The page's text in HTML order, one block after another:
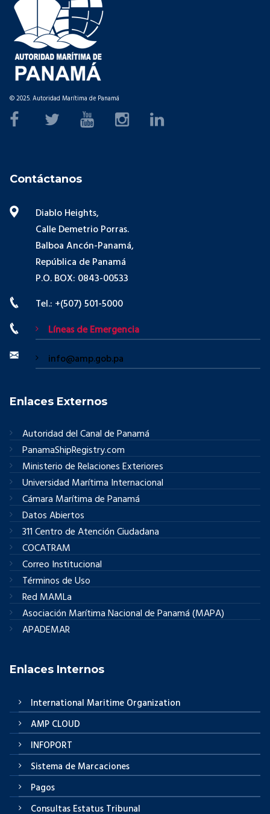
© 2025. Autoridad Marítima de Panamá
Contáctanos
Diablo Heights,
Calle Demetrio Porras.
Balboa Ancón-Panamá,
República de Panamá
P.O. BOX: 0843-00533
Tel.: +(507) 501-5000
Líneas de Emergencia
info@amp.gob.pa
Enlaces Externos
Autoridad del Canal de Panamá
PanamaShipRegistry.com
Ministerio de Relaciones Exteriores
Universidad Marítima Internacional
Cámara Marítima de Panamá
Datos Abiertos
311 Centro de Atención Ciudadana
COCATRAM
Correo Institucional
Términos de Uso
Red MAMLa
Asociación Marítima Nacional de Panamá (MAPA)
APADEMAR
Enlaces Internos
International Maritime Organization
AMP CLOUD
INFOPORT
Sistema de Marcaciones
Pagos
Consultas Estatus Tribunal